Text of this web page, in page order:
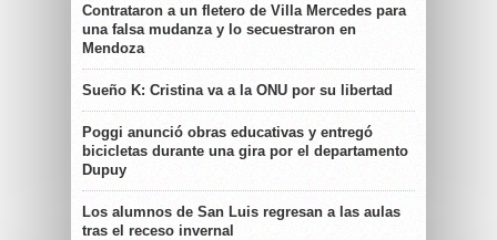
Contrataron a un fletero de Villa Mercedes para
una falsa mudanza y lo secuestraron en
Mendoza
Sueño K: Cristina va a la ONU por su libertad
Poggi anunció obras educativas y entregó
bicicletas durante una gira por el departamento
Dupuy
Los alumnos de San Luis regresan a las aulas
tras el receso invernal